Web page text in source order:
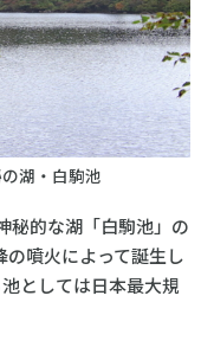
湖・白駒池
秘的な湖「白駒池」の
噴火によって誕生し
としては日本最大規